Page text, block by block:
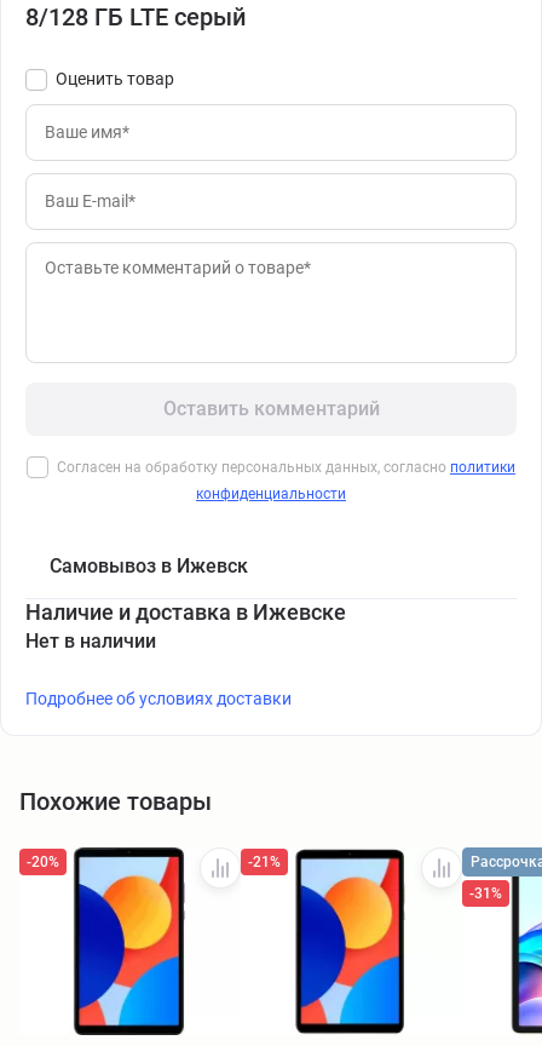
8/128 ГБ LTE серый
Оценить товар
Оставить комментарий
Согласен на обработку персональных данных, согласно политики
конфиденциальности
Самовывоз в Ижевск
Наличие и доставка в Ижевске
Нет в наличии
Подробнее об условиях доставки
Похожие товары
-20% -21%
-31%